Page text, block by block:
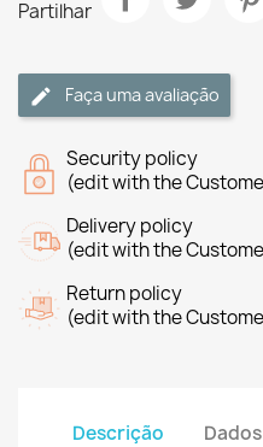
Partilhar
Faça uma avaliação
Security policy
(edit with the
Delivery policy
(edit with the
Return policy
(edit with the
Descrição